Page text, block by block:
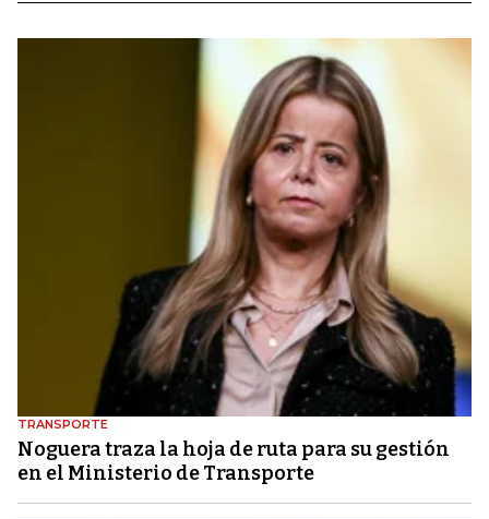
TRANSPORTE
Noguera traza la hoja de ruta para su gestión
en el Ministerio de Transporte